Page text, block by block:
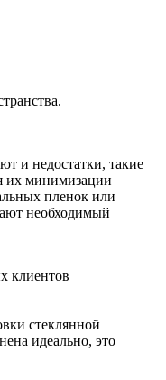
и недостатки, такие
их минимизации
пленок или
необходимый
клиентов
стеклянной
идеально, это